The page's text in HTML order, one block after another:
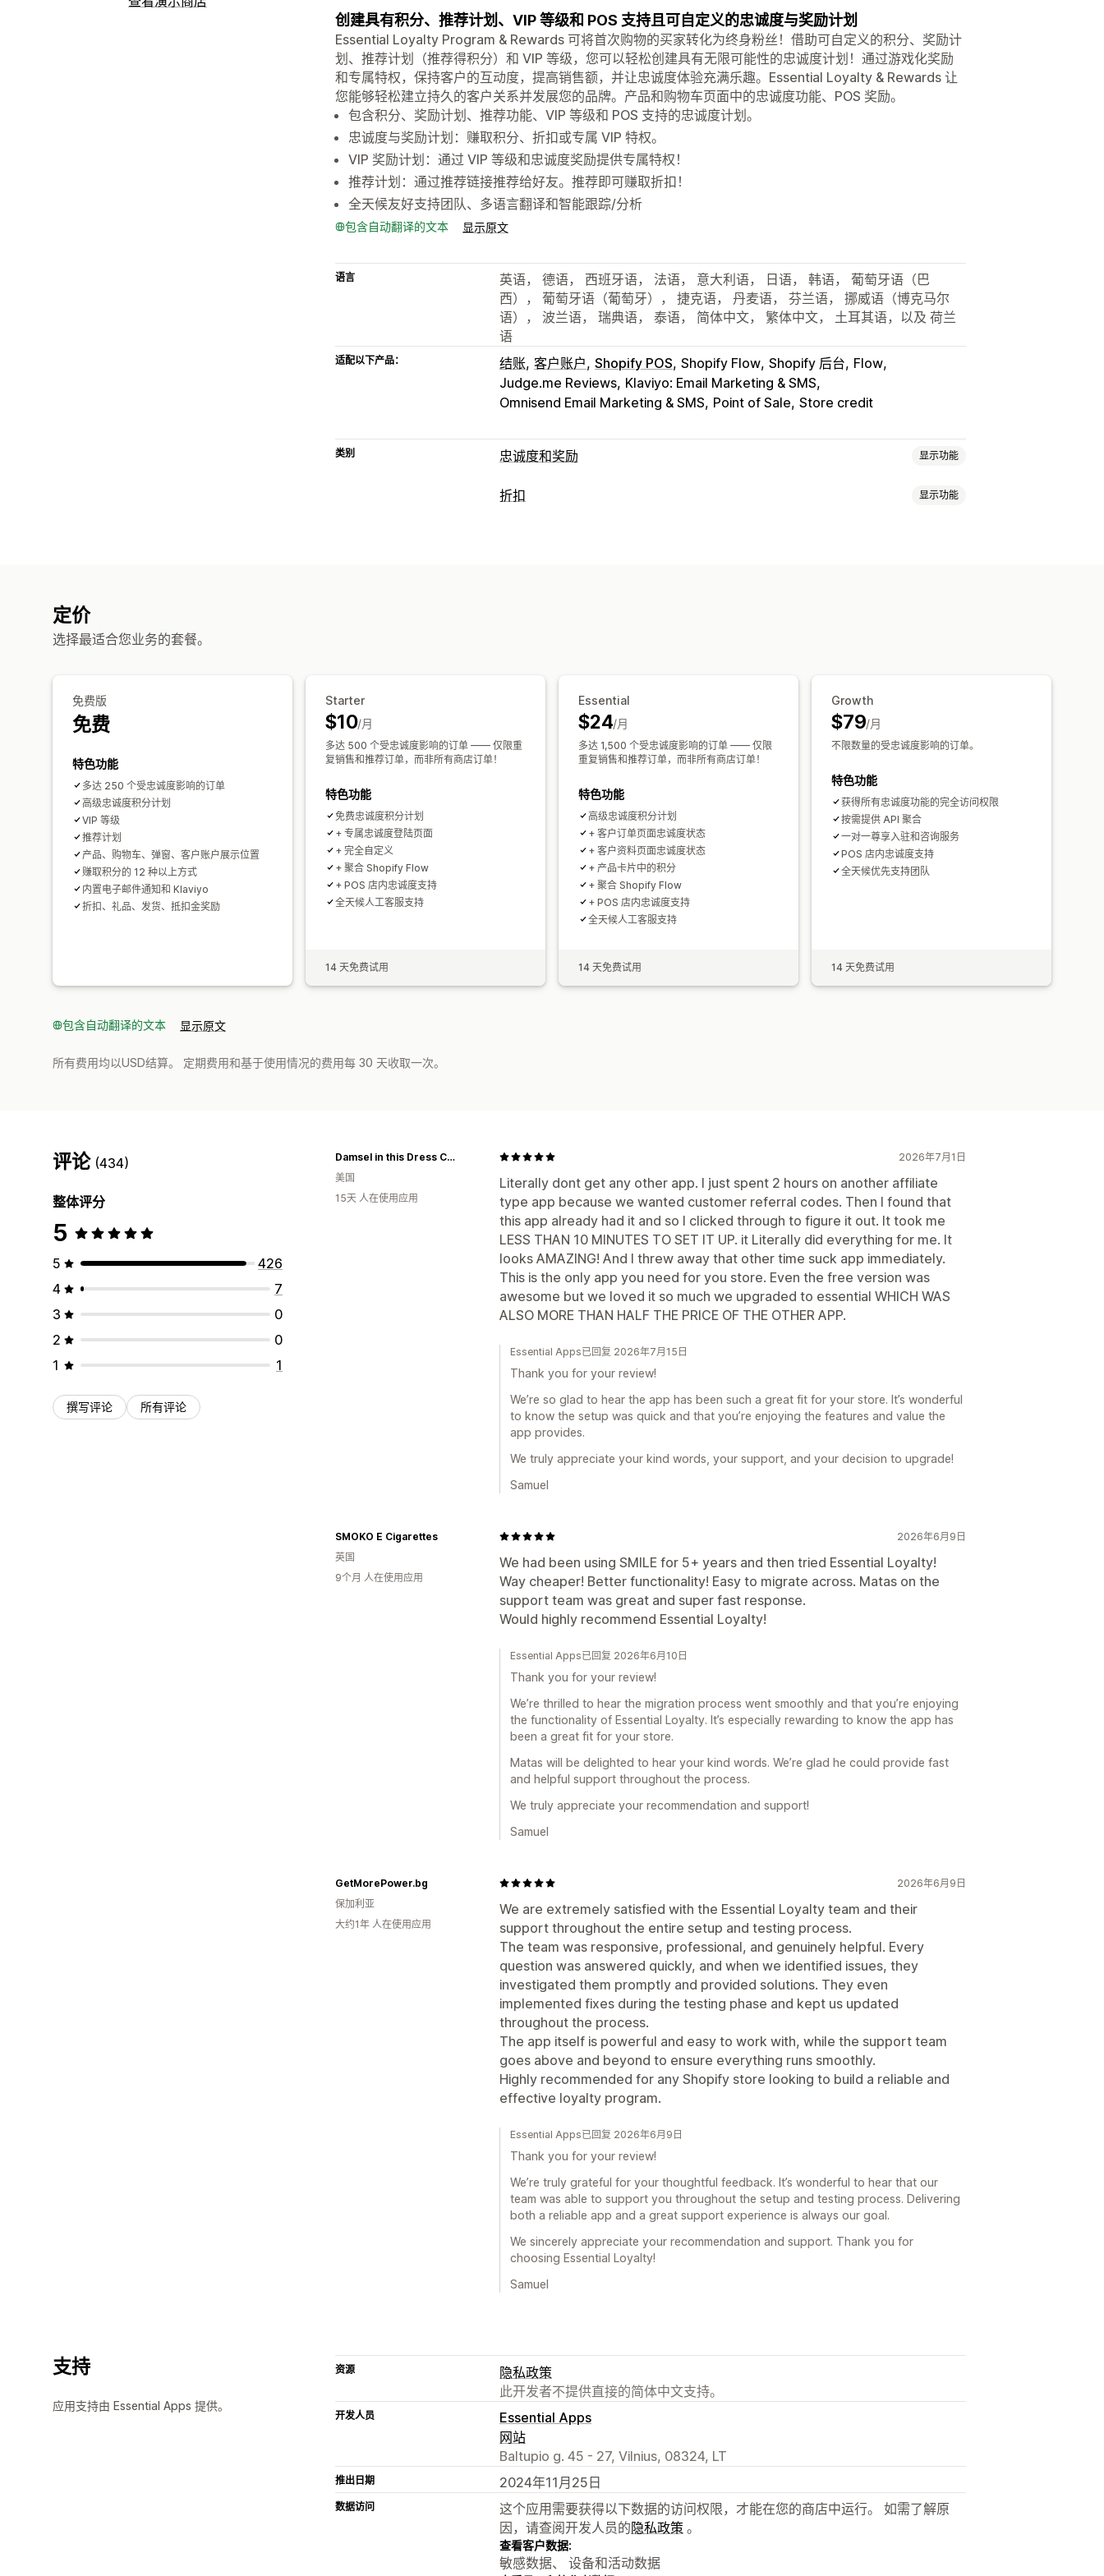
创建具有积分、推荐计划、VIP 等级和 POS 支持且可自定义的忠诚度与奖励计划
Essential Loyalty Program & Rewards 可将首次购物的买家转化为终身粉丝！借助可自定义的积分、奖励计
划、推荐计划（推荐得积分）和 VIP 等级，您可以轻松创建具有无限可能性的忠诚度计划！通过游戏化奖励
和专属特权，保持客户的互动度，提高销售额，并让忠诚度体验充满乐趣。Essential Loyalty & Rewards 让
您能够轻松建立持久的客户关系并发展您的品牌。产品和购物车页面中的忠诚度功能、POS 奖励。
包含积分、奖励计划、推荐功能、VIP 等级和 POS 支持的忠诚度计划。
忠诚度与奖励计划：赚取积分、折扣或专属 VIP 特权。
VIP 奖励计划：通过 VIP 等级和忠诚度奖励提供专属特权！
推荐计划：通过推荐链接推荐给好友。推荐即可赚取折扣！
全天候友好支持团队、多语言翻译和智能跟踪/分析
包含自动翻译的文本 显示原文
语言
英语， 德语， 西班牙语， 法语， 意大利语， 日语， 韩语， 葡萄牙语（巴
西）， 葡萄牙语（葡萄牙）， 捷克语， 丹麦语， 芬兰语， 挪威语（博克马尔
语）， 波兰语， 瑞典语， 泰语， 简体中文， 繁体中文， 土耳其语，以及 荷兰
语
适配以下产品： 结账 客户账户 Shopify POS Shopify Flow Shopify 后台 Flow
Judge.me Reviews Klaviyo: Email Marketing & SMS
Omnisend Email Marketing & SMS Point of Sale Store credit
类别 忠诚度和奖励 显示功能
计划类型
折扣 显示功能
定价
选择最适合您业务的套餐。
免费版
免费
特色功能
多达 250 个受忠诚度影响的订单
高级忠诚度积分计划
VIP 等级
推荐计划
产品、购物车、弹窗、客户账户展示位置
赚取积分的 12 种以上方式
内置电子邮件通知和 Klaviyo
折扣、礼品、发货、抵扣金奖励
Starter
$10/月
多达 500 个受忠诚度影响的订单 —— 仅限重
复销售和推荐订单，而非所有商店订单！
特色功能
免费忠诚度积分计划
+ 专属忠诚度登陆页面
+ 完全自定义
+ 聚合 Shopify Flow
+ POS 店内忠诚度支持
全天候人工客服支持
14 天免费试用
Essential
$24/月
多达 1,500 个受忠诚度影响的订单 —— 仅限
重复销售和推荐订单，而非所有商店订单！
特色功能
高级忠诚度积分计划
+ 客户订单页面忠诚度状态
+ 客户资料页面忠诚度状态
+ 产品卡片中的积分
+ 聚合 Shopify Flow
+ POS 店内忠诚度支持
全天候人工客服支持
14 天免费试用
Growth
$79/月
不限数量的受忠诚度影响的订单。
特色功能
获得所有忠诚度功能的完全访问权限
按需提供 API 聚合
一对一尊享入驻和咨询服务
POS 店内忠诚度支持
全天候优先支持团队
14 天免费试用
包含自动翻译的文本 显示原文
所有费用均以USD结算。 定期费用和基于使用情况的费用每 30 天收取一次。
评论 (434)
整体评分
5
5
426
4
7
3
0
2
0
1
1
撰写评论 所有评论
2026年7月1日
Literally dont get any other app. I just spent 2 hours on another affiliate
type app because we wanted customer referral codes. Then I found that
this app already had it and so I clicked through to figure it out. It took me
LESS THAN 10 MINUTES TO SET IT UP. it Literally did everything for me. It
looks AMAZING! And I threw away that other time suck app immediately.
This is the only app you need for you store. Even the free version was
awesome but we loved it so much we upgraded to essential WHICH WAS
ALSO MORE THAN HALF THE PRICE OF THE OTHER APP.
Damsel in this Dress Corsets
美国
15天 人在使用应用
Essential Apps已回复 2026年7月15日
Thank you for your review!
We’re so glad to hear the app has been such a great fit for your store. It’s wonderful
to know the setup was quick and that you’re enjoying the features and value the
app provides.
We truly appreciate your kind words, your support, and your decision to upgrade!
Samuel
2026年6月9日
We had been using SMILE for 5+ years and then tried Essential Loyalty!
Way cheaper! Better functionality! Easy to migrate across. Matas on the
support team was great and super fast response.
Would highly recommend Essential Loyalty!
SMOKO E Cigarettes
英国
9个月 人在使用应用
Essential Apps已回复 2026年6月10日
Thank you for your review!
We’re thrilled to hear the migration process went smoothly and that you’re enjoying
the functionality of Essential Loyalty. It’s especially rewarding to know the app has
been a great fit for your store.
Matas will be delighted to hear your kind words. We’re glad he could provide fast
and helpful support throughout the process.
We truly appreciate your recommendation and support!
Samuel
2026年6月9日
We are extremely satisfied with the Essential Loyalty team and their
support throughout the entire setup and testing process.
The team was responsive, professional, and genuinely helpful. Every
question was answered quickly, and when we identified issues, they
investigated them promptly and provided solutions. They even
implemented fixes during the testing phase and kept us updated
throughout the process.
The app itself is powerful and easy to work with, while the support team
goes above and beyond to ensure everything runs smoothly.
Highly recommended for any Shopify store looking to build a reliable and
effective loyalty program.
GetMorePower.bg
保加利亚
大约1年 人在使用应用
Essential Apps已回复 2026年6月9日
Thank you for your review!
We’re truly grateful for your thoughtful feedback. It’s wonderful to hear that our
team was able to support you throughout the setup and testing process. Delivering
both a reliable app and a great support experience is always our goal.
We sincerely appreciate your recommendation and support. Thank you for
choosing Essential Loyalty!
Samuel
支持
应用支持由 Essential Apps 提供。
资源
隐私政策
此开发者不提供直接的简体中文支持。
开发人员
Essential Apps
网站
Baltupio g. 45 - 27, Vilnius, 08324, LT
推出日期 2024年11月25日
数据访问
这个应用需要获得以下数据的访问权限，才能在您的商店中运行。 如需了解原
因，请查阅开发人员的隐私政策 。
查看客户数据:
敏感数据、 设备和活动数据